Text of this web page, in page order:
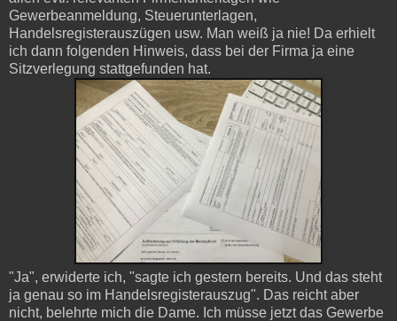
Gewerbeanmeldung, Steuerunterlagen,
Handelsregisterauszügen usw. Man weiß ja nie! Da erhielt
ich dann folgenden Hinweis, dass bei der Firma ja eine
Sitzverlegung stattgefunden hat.
"Ja", erwiderte ich, "sagte ich gestern bereits. Und das steht
ja genau so im Handelsregisterauszug". Das reicht aber
nicht, belehrte mich die Dame. Ich müsse jetzt das Gewerbe